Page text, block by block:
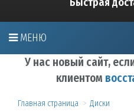
МЕНЮ
У нас новый сайт,
клиентом
Главная страница Диски